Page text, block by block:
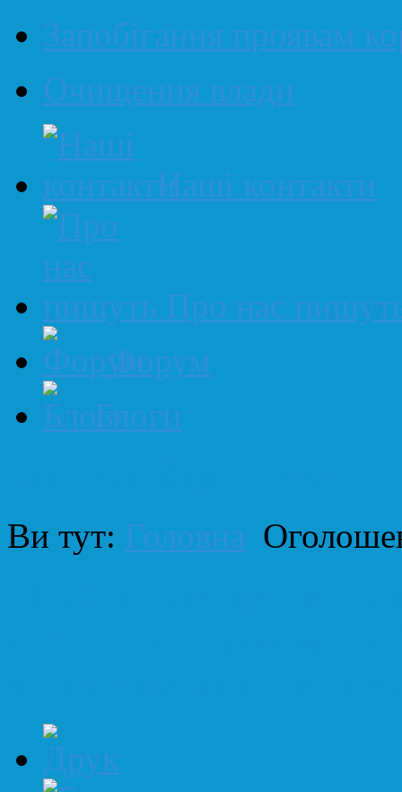
Запобігання проявам
Очищення влади
Наші контакти
Про нас
Форум
Блоги
Ви тут: Головна